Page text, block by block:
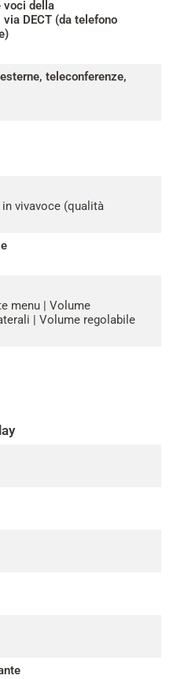
voci della
DECT (da telefono
teleconferenze,
vivavoce (qualità
menu | Volume
| Volume regolabile